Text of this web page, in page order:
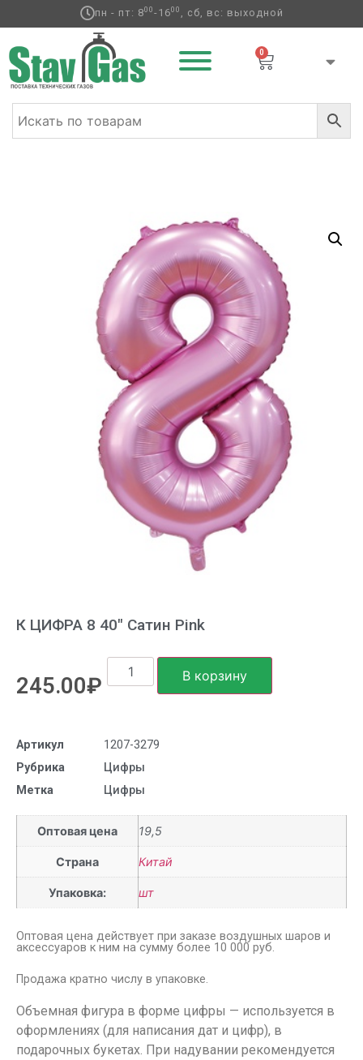
пн - пт: 800-1600 , сб, вс: выходной
0
К ЦИФРА 8 40″ Сатин Pink
245.00₽ В корзину
Артикул
1207-3279
Рубрика
Цифры
Метка
Цифры
Оптовая цена 19,5
Страна Китай
Упаковка: шт
Оптовая цена действует при заказе воздушных шаров и
аксессуаров к ним на сумму более 10 000 руб.
Продажа кратно числу в упаковке.
Объемная фигура в форме цифры — используется в
оформлениях (для написания дат и цифр), в
подарочных букетах. При надувании рекомендуется